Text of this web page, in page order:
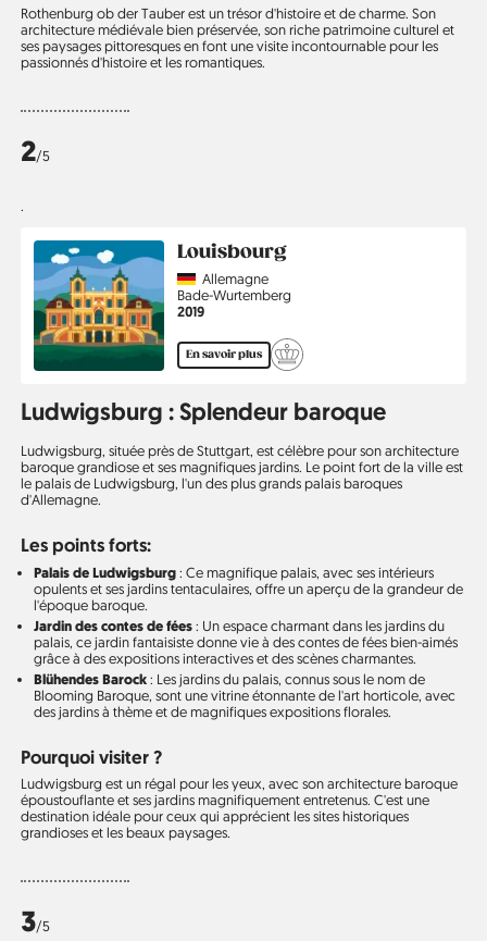
Rothenburg ob der Tauber est un trésor d'histoire et de charme. Son
architecture médiévale bien préservée, son riche patrimoine culturel et
ses paysages pittoresques en font une visite incontournable pour les
passionnés d'histoire et les romantiques.
2/5
.
Louisbourg
CountryAllemagne
Région
Bade-Wurtemberg
Année
2019
En savoir plus
Ludwigsburg : Splendeur baroque
Ludwigsburg, située près de Stuttgart, est célèbre pour son architecture
baroque grandiose et ses magnifiques jardins. Le point fort de la ville est
le palais de Ludwigsburg, l'un des plus grands palais baroques
d'Allemagne.
Les points forts:
Palais de Ludwigsburg: Ce magnifique palais, avec ses intérieurs
opulents et ses jardins tentaculaires, offre un aperçu de la grandeur de
l'époque baroque.
Jardin des contes de fées: Un espace charmant dans les jardins du
palais, ce jardin fantaisiste donne vie à des contes de fées bien-aimés
grâce à des expositions interactives et des scènes charmantes.
Blühendes Barock: Les jardins du palais, connus sous le nom de
Blooming Baroque, sont une vitrine étonnante de l'art horticole, avec
des jardins à thème et de magnifiques expositions florales.
Pourquoi visiter ?
Ludwigsburg est un régal pour les yeux, avec son architecture baroque
époustouflante et ses jardins magnifiquement entretenus. C'est une
destination idéale pour ceux qui apprécient les sites historiques
grandioses et les beaux paysages.
3/5